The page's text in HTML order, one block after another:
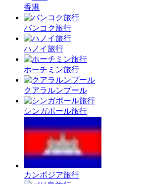
香港
バンコク旅行
ハノイ旅行
ホーチミン旅行
クアラルンプール
シンガポール旅行
カンボジア旅行